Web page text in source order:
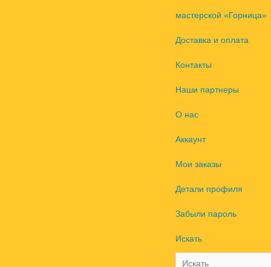
мастерской «Горница»
Доставка и оплата
Контакты
Наши партнеры
О нас
Аккаунт
Мои заказы
Детали профиля
Забыли пароль
Искать